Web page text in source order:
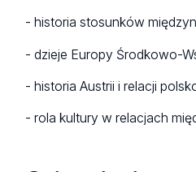
- historia stosunków
- dzieje Europy Środkowo-
- historia Austrii i relacji
- rola kultury w relacjach